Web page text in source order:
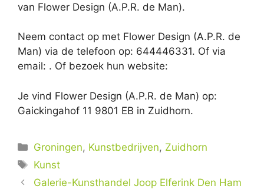
van Flower Design (A.P.R. de Man).
Neem contact op met Flower Design (A.P.R. de
Man) via de telefoon op: 644446331. Of via
email: . Of bezoek hun website:
Je vind Flower Design (A.P.R. de Man) op:
Gaickingahof 11 9801 EB in Zuidhorn.
Categorieën
Groningen, Kunstbedrijven, Zuidhorn
Tags
Kunst
Galerie-Kunsthandel Joop Elferink Den Ham